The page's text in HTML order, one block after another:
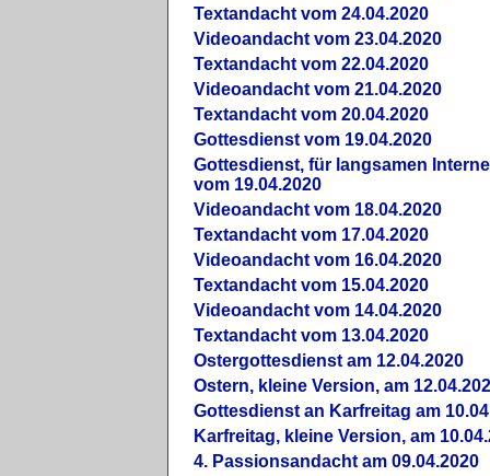
Textandacht vom 24.04.2020
Videoandacht vom 23.04.2020
Textandacht vom 22.04.2020
Videoandacht vom 21.04.2020
Textandacht vom 20.04.2020
Gottesdienst vom 19.04.2020
Gottesdienst, für langsamen
vom 19.04.2020
Videoandacht vom 18.04.2020
Textandacht vom 17.04.2020
Videoandacht vom 16.04.2020
Textandacht vom 15.04.2020
Videoandacht vom 14.04.2020
Textandacht vom 13.04.2020
Ostergottesdienst am 12.04.2020
Ostern, kleine Version, am
Gottesdienst an Karfreitag am
Karfreitag, kleine Version, am
4. Passionsandacht am 09.04.2020